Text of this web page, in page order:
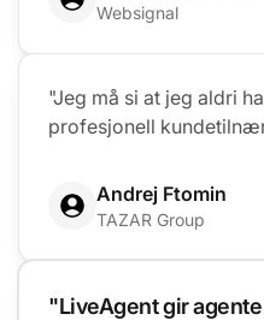
Websignal
"Jeg må si at jeg aldri
profesjonell
Andrej Ftomin
TAZAR Group
"LiveAgent gir